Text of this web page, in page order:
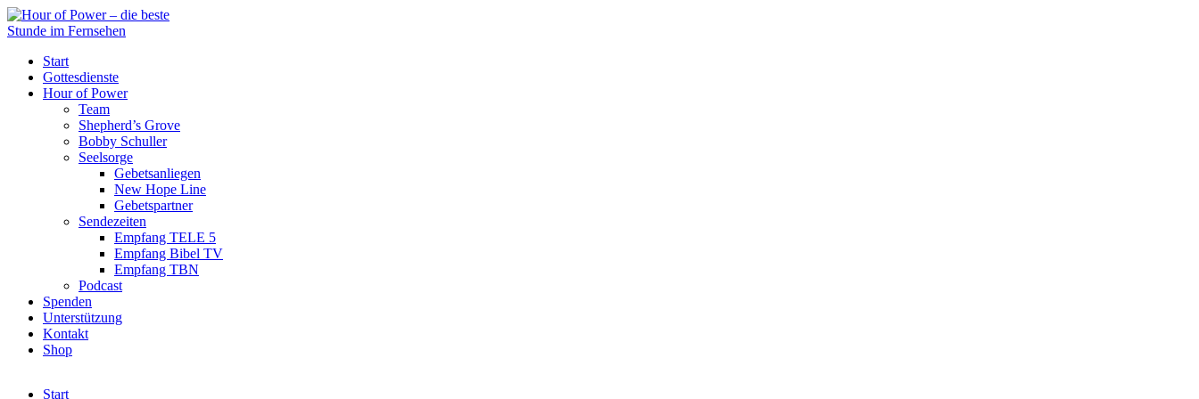
Start
Gottesdienste
Hour of Power
Team
Shepherd’s Grove
Bobby Schuller
Seelsorge
Gebetsanliegen
New Hope Line
Gebetspartner
Sendezeiten
Empfang TELE 5
Empfang Bibel TV
Empfang TBN
Podcast
Spenden
Unterstützung
Kontakt
Shop
Start